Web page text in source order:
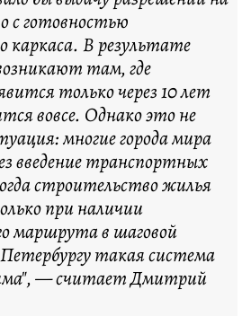
с готовностью
каркаса. В результате
там, где
только через 10 лет
вовсе. Однако это не
многие города мира
введение транспортных
строительство жилья
при наличии
маршрута в шаговой
такая система
— считает Дмитрий